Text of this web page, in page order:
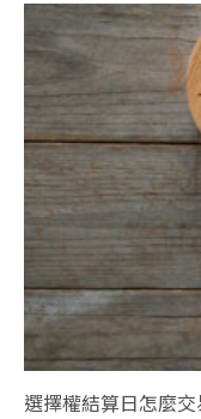
選擇權結算日怎麼